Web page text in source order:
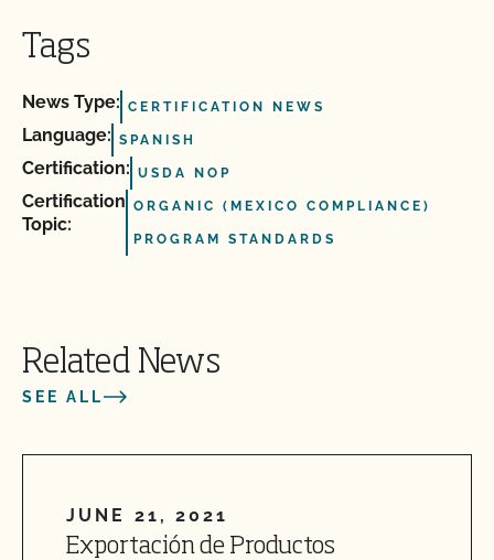
Tags
News Type: CERTIFICATION NEWS
Language: SPANISH
Certification: USDA NOP
Certification
Topic:
ORGANIC (MEXICO COMPLIANCE)
PROGRAM STANDARDS
Related News
SEE ALL
JUNE 21, 2021
Exportación de Productos